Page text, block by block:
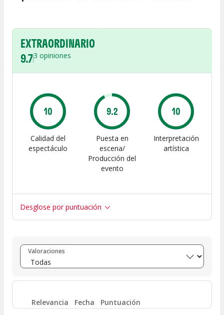
EXTRAORDINARIO
9.73 opiniones
10
Calidad del
espectáculo
9.2
Puesta en
escena/
Producción del
evento
10
Interpretación
artística
Desglose por puntuación
Entre 8 y 10 (3)
Entre 6 y 8 (0)
Entre 4 y 6 0
Valoraciones
Relevancia Fecha Puntuación